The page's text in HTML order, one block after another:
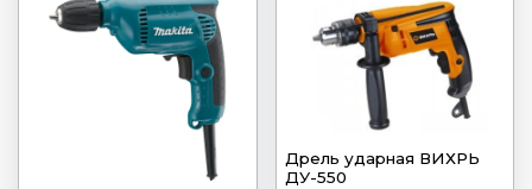
Дрель ударная ВИХРЬ
ДУ-550